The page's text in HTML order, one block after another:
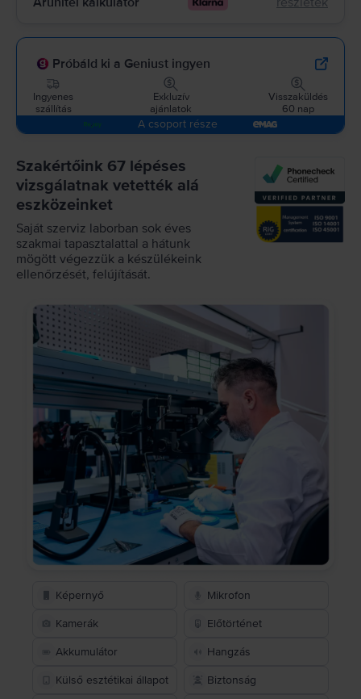
Próbáld ki a Geniust ingyen
Ingyenes
szállítás
Exkluzív
ajánlatok
Visszaküldés
60 nap
A csoport része
Szakértőink 67 lépéses
vizsgálatnak vetették alá
eszközeinket
Saját szerviz laborban sok éves
szakmai tapasztalattal a hátunk
mögött végezzük a készülékeink
ellenőrzését, felújítását.
Képernyő Mikrofon
Kamerák Előtörténet
Akkumulátor Hangzás
Külső esztétikai állapot Biztonság